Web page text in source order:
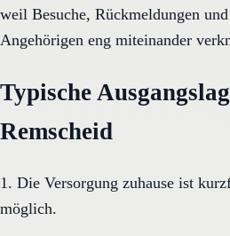
weil Besuche, Rückmeldungen
Angehörigen eng miteinander
Typische
Remscheid
1. Die Versorgung zuhause ist
möglich.